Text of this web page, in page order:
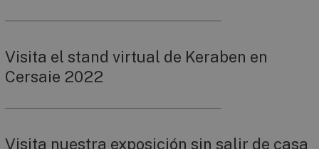
Visita el stand virtual de Keraben en
Cersaie 2022
Visita nuestra exposición sin salir de casa